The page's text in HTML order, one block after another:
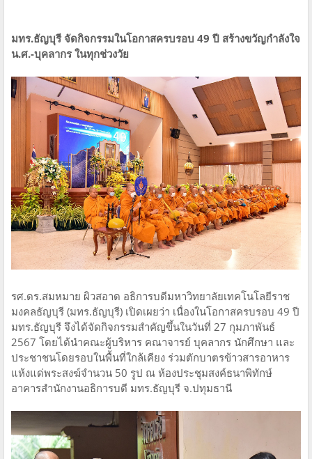
มทร.ธัญบุรี จัดกิจกรรมในโอกาสครบรอบ 49 ปี สร้างขวัญกำลังใจ
น.ศ.-บุคลากร ในทุกช่วงวัย
รศ.ดร.สมหมาย ผิวสอาด อธิการบดีมหาวิทยาลัยเทคโนโลยีราช
มงคลธัญบุรี (มทร.ธัญบุรี) เปิดเผยว่า เนื่องในโอกาสครบรอบ 49 ปี
มทร.ธัญบุรี จึงได้จัดกิจกรรมสำคัญขึ้นในวันที่ 27 กุมภาพันธ์
2567 โดยได้นำคณะผู้บริหาร คณาจารย์ บุคลากร นักศึกษา และ
ประชาชนโดยรอบในพื้นที่ใกล้เคียง ร่วมตักบาตรข้าวสารอาหาร
แห้งแด่พระสงฆ์จำนวน 50 รูป ณ ห้องประชุมสงค์ธนาพิทักษ์
อาคารสำนักงานอธิการบดี มทร.ธัญบุรี จ.ปทุมธานี